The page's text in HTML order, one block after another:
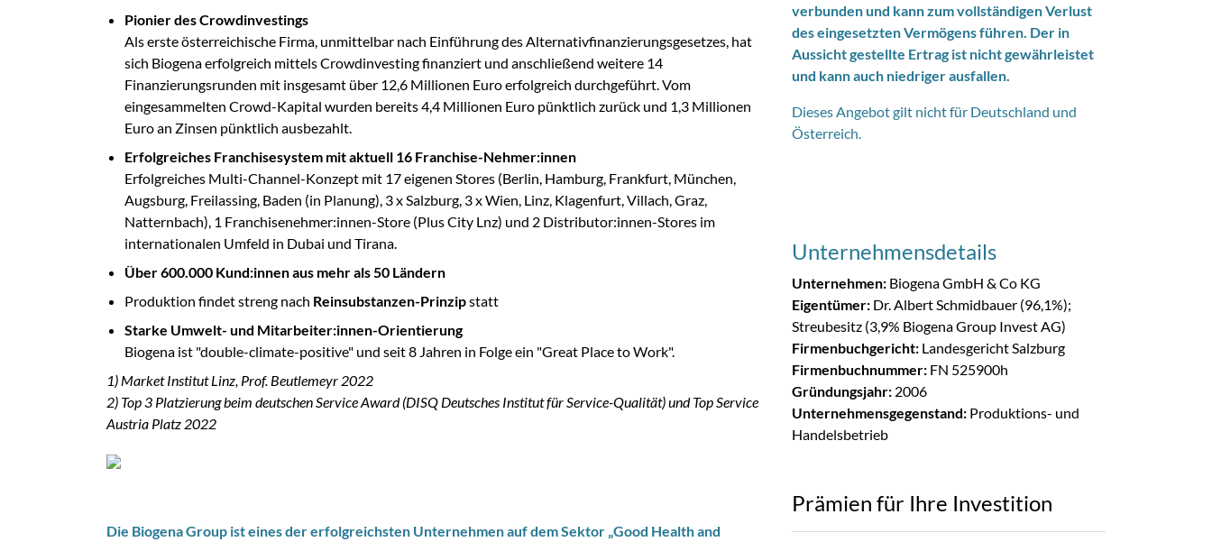
Pionier des Crowdinvestings
Als erste österreichische Firma, unmittelbar nach Einführung des Alternativfinanzierungsgesetzes, hat
sich Biogena erfolgreich mittels Crowdinvesting finanziert und anschließend weitere 14
Finanzierungsrunden mit insgesamt über 12,6 Millionen Euro erfolgreich durchgeführt. Vom
eingesammelten Crowd-Kapital wurden bereits 4,4 Millionen Euro pünktlich zurück und 1,3 Millionen
Euro an Zinsen pünktlich ausbezahlt.
Erfolgreiches Franchisesystem mit aktuell 16 Franchise-Nehmer:innen
Erfolgreiches Multi-Channel-Konzept mit 17 eigenen Stores (Berlin, Hamburg, Frankfurt, München,
Augsburg, Freilassing, Baden (in Planung), 3 x Salzburg, 3 x Wien, Linz, Klagenfurt, Villach, Graz,
Natternbach), 1 Franchisenehmer:innen-Store (Plus City Lnz) und 2 Distributor:innen-Stores im
internationalen Umfeld in Dubai und Tirana.
Über 600.000 Kund:innen aus mehr als 50 Ländern
Produktion findet streng nach Reinsubstanzen-Prinzipstatt
Starke Umwelt- und Mitarbeiter:innen-Orientierung
Biogena ist "double-climate-positive" und seit 8 Jahren in Folge ein "Great Place to Work".
1) Market Institut Linz, Prof. Beutlemeyr 2022
2) Top 3 Platzierung beim deutschen Service Award (DISQ Deutsches Institut für Service-Qualität) und Top Service
Austria Platz 2022
Die Biogena Group ist eines der erfolgreichsten Unternehmen auf dem Sektor „Good Health and
verbunden und kann zum vollständigen Verlust
des eingesetzten Vermögens führen. Der in
Aussicht gestellte Ertrag ist nicht gewährleistet
und kann auch niedriger ausfallen.
Dieses Angebot gilt nicht für Deutschland und
Österreich.
Unternehmensdetails
Unternehmen: Biogena GmbH & Co KG
Eigentümer: Dr. Albert Schmidbauer (96,1%);
Streubesitz (3,9% Biogena Group Invest AG)
Firmenbuchgericht: Landesgericht Salzburg
Firmenbuchnummer: FN 525900h
Gründungsjahr: 2006
Unternehmensgegenstand: Produktions- und
Handelsbetrieb
Prämien für Ihre Investition